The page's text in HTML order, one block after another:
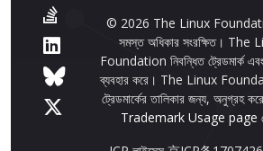
© 2026 The Linux
সমস্ত অধিকার সংরক্ষিত। The
Foundation নিবন্ধিত ট্রেডমার্ক এবং
ব্যবহার করে। The Linux
ট্রেডমার্কের তালিকার জন্য, অনুগ্রহ
Trademark Usage page